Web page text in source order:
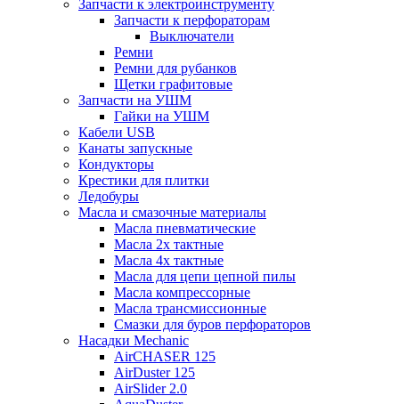
Запчасти к электроинструменту
Запчасти к перфораторам
Выключатели
Ремни
Ремни для рубанков
Щетки графитовые
Запчасти на УШМ
Гайки на УШМ
Кабели USB
Канаты запускные
Кондукторы
Крестики для плитки
Ледобуры
Масла и смазочные материалы
Масла пневматические
Масла 2х тактные
Масла 4х тактные
Масла для цепи цепной пилы
Масла компрессорные
Масла трансмиссионные
Смазки для буров перфораторов
Насадки Mechanic
AirCHASER 125
AirDuster 125
AirSlider 2.0